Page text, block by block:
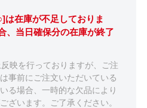
は在庫が不足しておりま
、当日確保分の在庫が終了
映を行っておりますが、ご注
事前にご注文いただいている
る場合、一時的な欠品により
ざいます。ご了承ください。